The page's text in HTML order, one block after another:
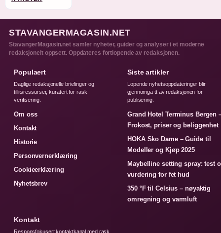
STAVANGERMAGASIN.NET
StavangerMagasin.net samler nyheter, guider og analyser i et moderne
redaksjonelt oppsett. Oppdateres fortlopende av redaksjonen.
Populaert
Daglige redaksjonelle briefinger og
tillitsressurser, kuratert for rask
verifisering.
Om oss
Kontakt
Historie
Personvernerklæring
Cookieerklæring
Nyhetsbrev
Siste artikler
Lopende nyhetsoppdateringer blir
gjennomga tt av redaksjonen for
publisering.
Grand Hotel Terminus Bergen
Frokost, priser og beliggenhet
HOKA Sko Dame – Guide til
Modeller og Kjøp 2025
Maybelline setting spray: test
vurdering for fet hud
350 °F til Celsius – nøyaktig
omregning og varmluft
Kontakt
Responsfokusert kontaktkanal med rask